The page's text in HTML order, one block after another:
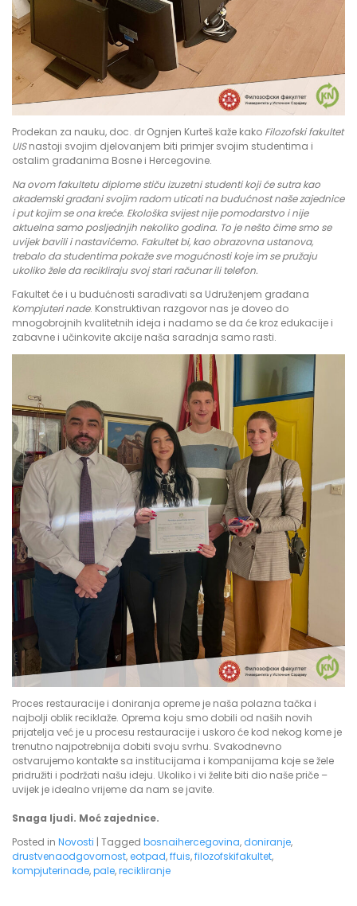
Prodekan za nauku, doc. dr Ognjen Kurteš kaže kako Filozofski fakultet
UISnastoji svojim djelovanjem biti primjer svojim studentima i
ostalim građanima Bosne i Hercegovine.
Na ovom fakultetu diplome stiču izuzetni studenti koji će sutra kao
akademski građani svojim radom uticati na budućnost naše zajednice
i put kojim se ona kreće. Ekološka svijest nije pomodarstvo i nije
aktuelna samo posljednjih nekoliko godina. To je nešto čime smo se
uvijek bavili i nastavićemo. Fakultet bi, kao obrazovna ustanova,
trebalo da studentima pokaže sve mogućnosti koje im se pružaju
ukoliko žele da recikliraju svoj stari računar ili telefon.
Fakultet će i u budućnosti sarađivati sa Udruženjem građana
Kompjuteri nade. Konstruktivan razgovor nas je doveo do
mnogobrojnih kvalitetnih ideja i nadamo se da će kroz edukacije i
zabavne i učinkovite akcije naša saradnja samo rasti.
Proces restauracije i doniranja opreme je naša polazna tačka i
najbolji oblik reciklaže. Oprema koju smo dobili od naših novih
prijatelja već je u procesu restauracije i uskoro će kod nekog kome je
trenutno najpotrebnija dobiti svoju svrhu. Svakodnevno
ostvarujemo kontakte sa institucijama i kompanijama koje se žele
pridružiti i podržati našu ideju. Ukoliko i vi želite biti dio naše priče –
uvijek je idealno vrijeme da nam se javite.
Snaga ljudi. Moć zajednice.
Posted in Novosti | Tagged bosnaihercegovina,doniranje,
drustvenaodgovornost,eotpad,ffuis,filozofskifakultet,
kompjuterinade,pale,recikliranje